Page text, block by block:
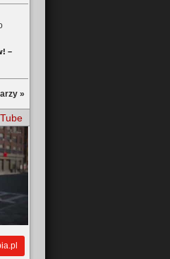
–
»